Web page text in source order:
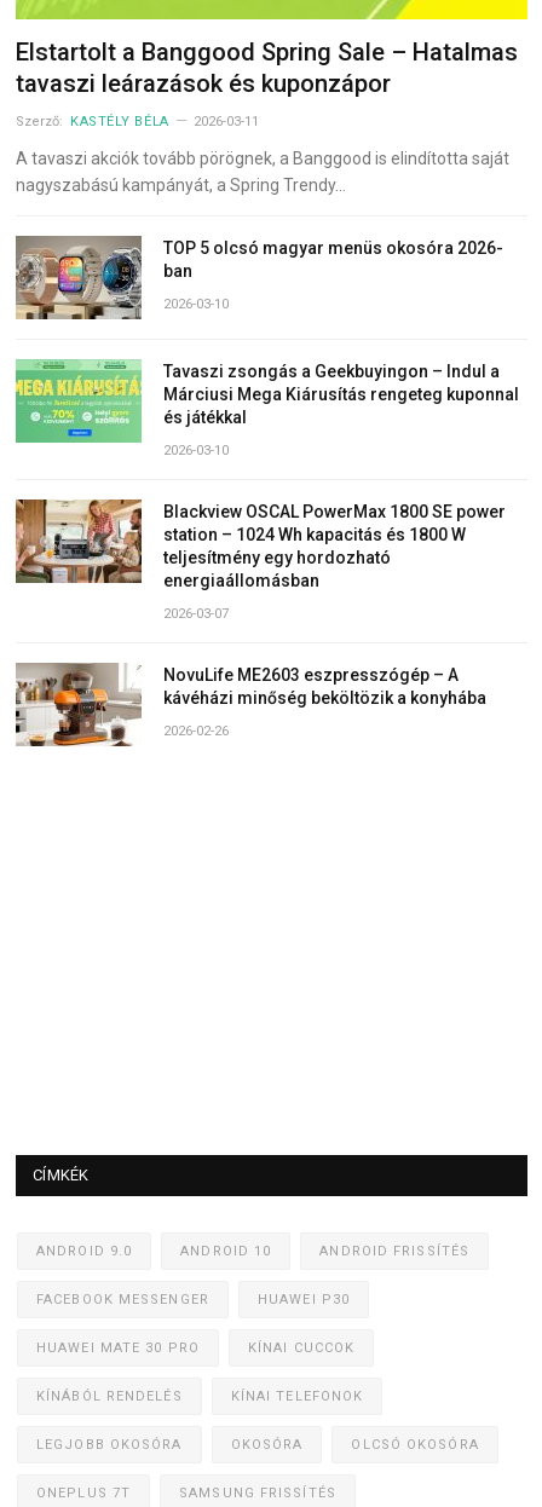
Elstartolt a Banggood Spring Sale – Hatalmas
tavaszi leárazások és kuponzápor
Szerző: KASTÉLY BÉLA 2026-03-11
A tavaszi akciók tovább pörögnek, a Banggood is elindította saját
nagyszabású kampányát, a Spring Trendy…
TOP 5 olcsó magyar menüs okosóra 2026-
ban
2026-03-10
Tavaszi zsongás a Geekbuyingon – Indul a
Márciusi Mega Kiárusítás rengeteg kuponnal
és játékkal
2026-03-10
Blackview OSCAL PowerMax 1800 SE power
station – 1024 Wh kapacitás és 1800 W
teljesítmény egy hordozható
energiaállomásban
2026-03-07
NovuLife ME2603 eszpresszógép – A
kávéházi minőség beköltözik a konyhába
2026-02-26
CÍMKÉK
ANDROID 9.0 ANDROID 10 ANDROID FRISSÍTÉS
FACEBOOK MESSENGER HUAWEI P30
HUAWEI MATE 30 PRO KÍNAI CUCCOK
KÍNÁBÓL RENDELÉS KÍNAI TELEFONOK
LEGJOBB OKOSÓRA OKOSÓRA OLCSÓ OKOSÓRA
ONEPLUS 7T SAMSUNG FRISSÍTÉS